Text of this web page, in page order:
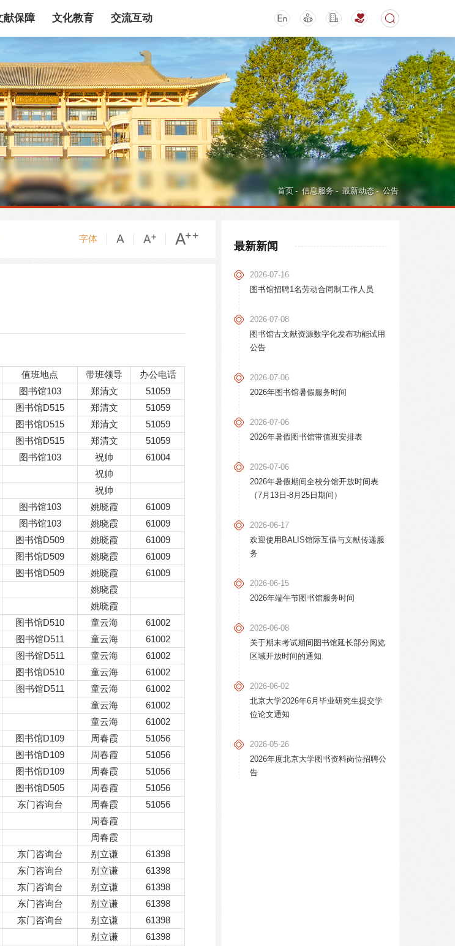
报告 数据库 电子图书和电子期刊
借 新书通报 专利数据 活动讲座
献保障 文化教育 交流互动
首页 - 信息服务 - 最新动态 - 公告
最新新闻
2026-07-16
图书馆招聘1名劳动合同制工作人员
2026-07-08
图书馆古文献资源数字化发布功能试用
公告
2026-07-06
2026年图书馆暑假服务时间
2026-07-06
2026年暑假图书馆带值班安排表
2026-07-06
2026年暑假期间全校分馆开放时间表
（7月13日-8月25日期间）
2026-06-17
欢迎使用BALIS馆际互借与文献传递服
务
2026-06-15
2026年端午节图书馆服务时间
2026-06-08
关于期末考试期间图书馆延长部分阅览
区域开放时间的通知
2026-06-02
北京大学2026年6月毕业研究生提交学
位论文通知
2026-05-26
2026年度北京大学图书资料岗位招聘公
告
字体
值班地点 带班领导
办公电话
图书馆103 郑清文
51059
图书馆D515 郑清文
51059
图书馆D515 郑清文
51059
图书馆D515 郑清文
51059
图书馆103 祝帅
61004
祝帅
祝帅
图书馆103 姚晓霞
61009
图书馆103 姚晓霞
61009
图书馆D509 姚晓霞
61009
图书馆D509 姚晓霞
61009
图书馆D509 姚晓霞
61009
姚晓霞
姚晓霞
图书馆D510 童云海
61002
图书馆D511 童云海
61002
图书馆D511 童云海
61002
图书馆D510 童云海
61002
图书馆D511 童云海
61002
童云海
61002
童云海
61002
图书馆D109 周春霞
51056
图书馆D109 周春霞
51056
图书馆D109 周春霞
51056
图书馆D505 周春霞
51056
东门咨询台 周春霞
51056
周春霞
周春霞
东门咨询台 别立谦
61398
东门咨询台 别立谦
61398
东门咨询台 别立谦
61398
东门咨询台 别立谦
61398
东门咨询台 别立谦
61398
别立谦
61398